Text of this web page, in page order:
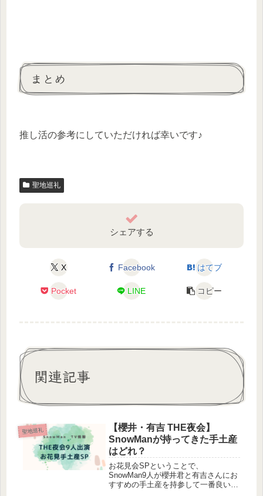
まとめ
推し活の参考にしていただければ幸いです♪
聖地巡礼
シェアする
X Facebook はてブ
Pocket LINE コピー
関連記事
聖地巡礼
【櫻井・有吉 THE夜会】
SnowManが持ってきた手土産
はどれ？
お花見会SPということで、
SnowMan9人が櫻井君と有吉さんにお
すすめの手土産を持参して一番良い物